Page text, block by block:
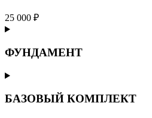
25 000 ₽
ФУНДАМЕНТ
БАЗОВЫЙ КОМПЛЕКТ